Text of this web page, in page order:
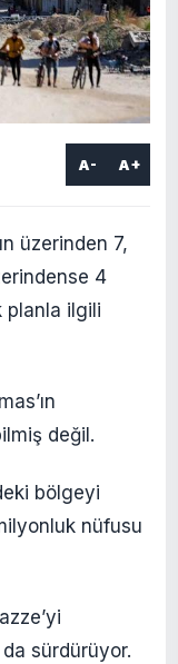
A- A+
üzerinden 7,
4
planla ilgili
değil.
bölgeyi
nüfusu
sürdürüyor.